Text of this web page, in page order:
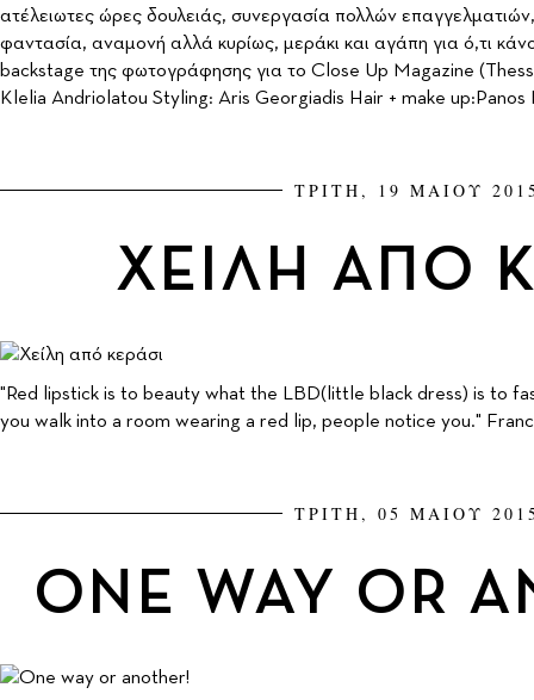
ατέλειωτες ώρες δουλειάς, συνεργασία πολλών
φαντασία, αναμονή αλλά κυρίως, μεράκι και αγάπη για ό,τι
backstage της φωτογράφησης για το Close Up Magazine
Klelia Andriolatou Styling: Aris Georgiadis Hair + make up:Panos
ΤΡΙΤΗ, 19 ΜΑΙΟΥ
ΧΕΙΛΗ ΑΠΟ
"Red lipstick is to beauty what the LBD(little black dress) is to
you walk into a room wearing a red lip, people notice you."
ΤΡΙΤΗ, 05 ΜΑΙΟΥ
ΟNE WAY OR